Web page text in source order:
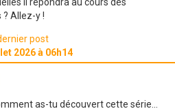
il répondra au cours des
Allez-y !
post
2026 à 06h14
as-tu découvert cette série...